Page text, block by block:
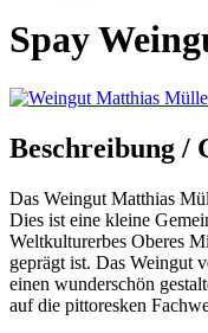
Spay
Beschreibung /
Das Weingut Matthias
Dies ist eine kleine
Weltkulturerbes Oberes
geprägt ist. Das Weingut
einen wunderschön
auf die pittoresken